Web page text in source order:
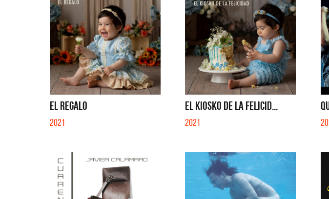
EL REGALO
2021
EL KIOSKO DE LA FELICID...
2021